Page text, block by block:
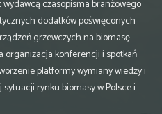
wydawcą czasopisma branżowego
dodatków poświęconych
grzewczych na biomasę.
organizacja konferencji i spotkań
platformy wymiany wiedzy i
rynku biomasy w Polsce i